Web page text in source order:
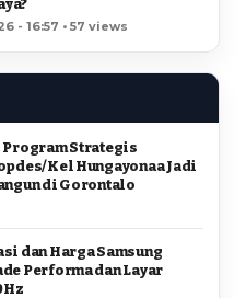
- 16:57 • 57 views
Program Strategis
Kel Hungayonaa Jadi
di Gorontalo
dan Harga Samsung
Performa dan Layar